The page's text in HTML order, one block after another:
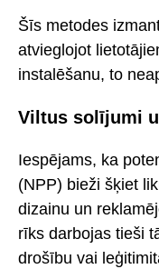
Šīs metodes
atvieglojot
instalēšanu, to
Viltus solījumi
Iespējams, ka
(NPP) bieži šķiet
dizainu un
rīks darbojas tieši
drošību vai